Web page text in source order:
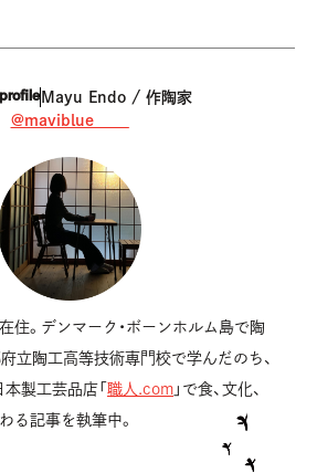
Mayu Endo / 作陶家
@maviblue____
住。デンマーク・ボーンホルム島で陶
立陶工高等技術専門校で学んだのち、
製工芸品店「 職人.com 」で食、文化、
る記事を執筆中。